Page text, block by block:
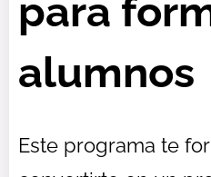
para
alumnos
Este programa te